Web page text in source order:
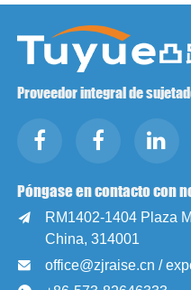
Proveedor integral de
Póngase en contacto con

RM1402-1404 Plaza
China, 314001
 office@zjraise.cn /